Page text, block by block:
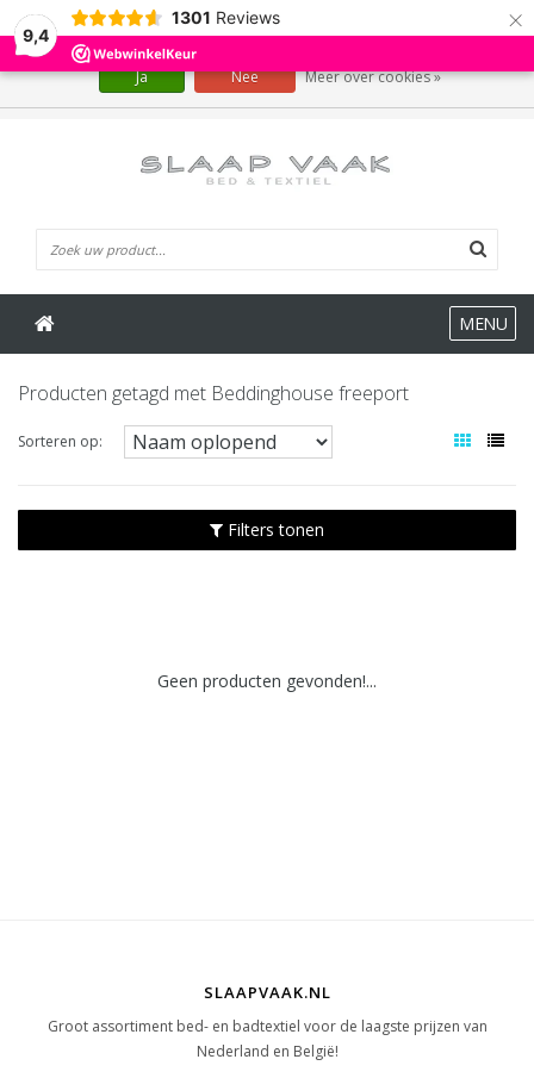
9,4
1301 Reviews ×
MENU
Producten getagd met Beddinghouse freeport
Sorteren op:
Filters tonen
Geen producten gevonden!...
SLAAPVAAK.NL
Groot assortiment bed- en badtextiel voor de laagste prijzen van
Nederland en België!
Wij slaan cookies op om onze website te verbeteren. Is dat akkoord?
Ja Nee Meer over cookies »